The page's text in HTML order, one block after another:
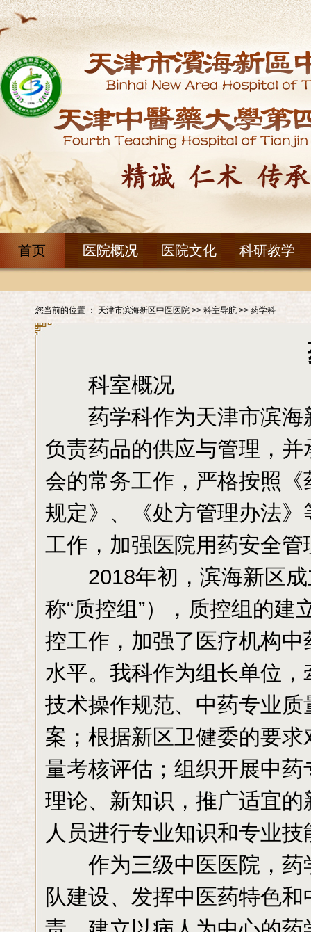
首页 医院概况 医院文化 科研教学
您当前的位置 ： 天津市滨海新区中医医院 >> 科室导航 >> 药学科
科室概况
药学科作为天津市滨海
负责药品的供应与管理，
会的常务工作，严格按照
规定》、《处方管理办法
工作，加强医院用药安全
2018年初，滨海新区成
称“质控组”），质控组的
控工作，加强了医疗机构
水平。我科作为组长单位
技术操作规范、中药专业
案；根据新区卫健委的要
量考核评估；组织开展中
理论、新知识，推广适宜
人员进行专业知识和专业
作为三级中医医院，药
队建设、发挥中医药特色